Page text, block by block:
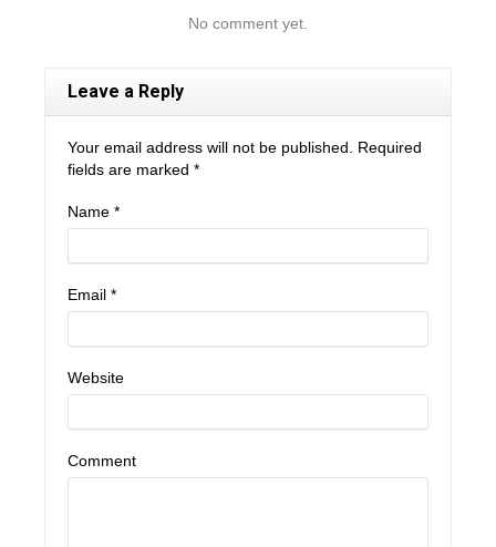
No comment yet.
Leave a Reply
Your email address will not be published. Required
fields are marked *
Name *
Email *
Website
Comment